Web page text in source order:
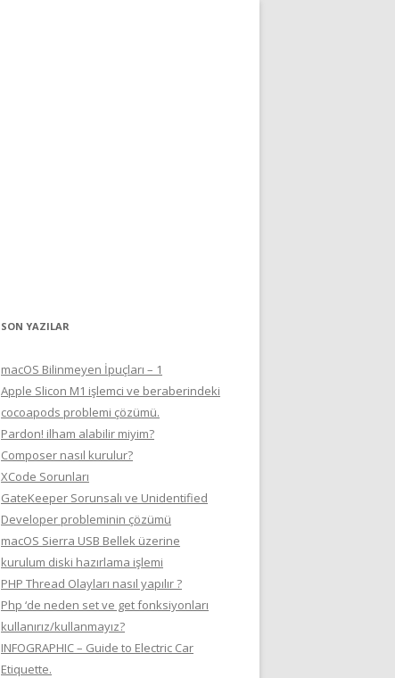
SON YAZILAR
macOS Bilinmeyen İpuçları – 1
Apple Slicon M1 işlemci ve beraberindeki
cocoapods problemi çözümü.
Pardon! ilham alabilir miyim?
Composer nasıl kurulur?
XCode Sorunları
GateKeeper Sorunsalı ve Unidentified
Developer probleminin çözümü
macOS Sierra USB Bellek üzerine
kurulum diski hazırlama işlemi
PHP Thread Olayları nasıl yapılır ?
Php ‘de neden set ve get fonksiyonları
kullanırız/kullanmayız?
INFOGRAPHIC – Guide to Electric Car
Etiquette.